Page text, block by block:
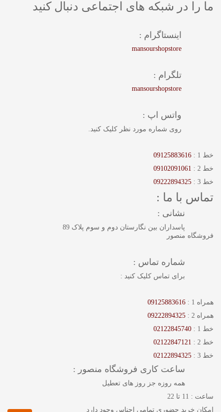
ما را در شبکه های اجتماعی دنبال کنید
اینستاگرام :
mansourshopstore
تلگرام :
mansourshopstore
واتس اپ :
روی شماره مورد نظر کلیک کنید.
خط 1 :
09125883616
خط 2 :
09102091061
خط 3 :
09222894325
تماس با ما :
نشانی :
پاسداران بین نگارستان دوم و سوم پلاک 89
فروشگاه منصور
شماره تماس :
برای تماس کلیک کنید :
همراه 1 :
09125883616
همراه 2 :
09222894325
خط 1 :
02122845740
خط 2 :
02122847121
خط 3 :
02122894325
ساعت کاری فروشگاه منصور :
همه روزه جز روز های تعطیل
ساعت : 11 تا 22
امکان خرید حضوری تمامی اجناس وجود دارد